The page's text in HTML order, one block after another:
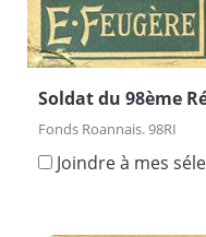
Soldat du 98ème
Fonds Roannais. 98RI
Joindre à mes